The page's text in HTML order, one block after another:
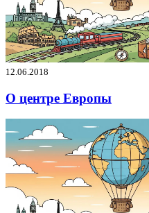
12.06.2018
О центре Европы